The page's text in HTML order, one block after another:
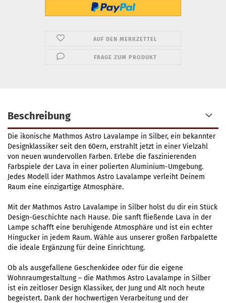
AUF DEN MERKZETTEL
FRAGE ZUM PRODUKT
Beschreibung
Die ikonische Mathmos Astro Lavalampe in Silber, ein bekannter
Designklassiker seit den 60ern, erstrahlt jetzt in einer Vielzahl
von neuen wundervollen Farben. Erlebe die faszinierenden
Farbspiele der Lava in einer polierten Aluminium-Umgebung.
Jedes Modell ider Mathmos Astro Lavalampe verleiht Deinem
Raum eine einzigartige Atmosphäre.
Mit der Mathmos Astro Lavalampe in Silber holst du dir ein Stück
Design-Geschichte nach Hause. Die sanft fließende Lava in der
Lampe schafft eine beruhigende Atmosphäre und ist ein echter
Hingucker in jedem Raum. Wähle aus unserer großen Farbpalette
die ideale Ergänzung für deine Einrichtung.
Ob als ausgefallene Geschenkidee oder für die eigene
Wohnraumgestaltung – die Mathmos Astro Lavalampe in Silber
ist ein zeitloser Design Klassiker, der Jung und Alt noch heute
begeistert. Dank der hochwertigen Verarbeitung und der